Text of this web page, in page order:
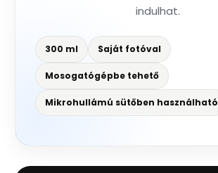
indulhat.
300 ml Saját fotóval
Mosogatógépbe tehető
Mikrohullámú sütőben használható